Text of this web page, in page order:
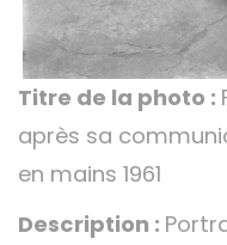
Titre de la photo :
après sa
en mains 1961
Description :